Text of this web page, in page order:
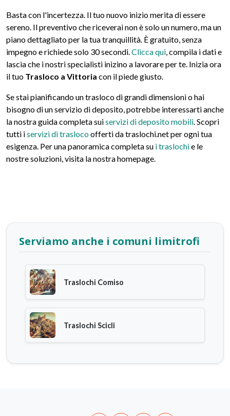
Basta con l'incertezza. Il tuo nuovo inizio merita di essere
sereno. Il preventivo che riceverai non è solo un numero, ma un
piano dettagliato per la tua tranquillità. È gratuito, senza
impegno e richiede solo 30 secondi.Clicca qui, compila i dati e
lascia che i nostri specialisti inizino a lavorare per te. Inizia ora
il tuo Trasloco a Vittoria con il piede giusto.
Se stai pianificando un trasloco di grandi dimensioni o hai
bisogno di un servizio di deposito, potrebbe interessarti anche
la nostra guida completa suiservizi di deposito mobili. Scopri
tutti iservizi di traslocoofferti da traslochi.net per ogni tua
esigenza. Per una panoramica completa su i traslochie le
nostre soluzioni, visita la nostra homepage.
Serviamo anche i comuni limitrofi
Traslochi Comiso
Traslochi Scicli